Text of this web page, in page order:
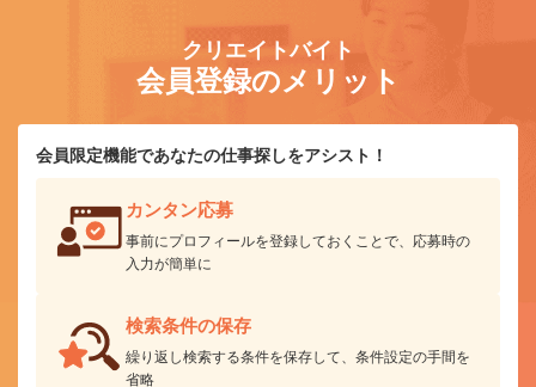
クリエイトバイト
会員登録のメリット
会員限定機能であなたの仕事探しをアシスト！
カンタン応募
事前にプロフィールを登録しておくことで、応募時の
入力が簡単に
検索条件の保存
繰り返し検索する条件を保存して、条件設定の手間を
省略